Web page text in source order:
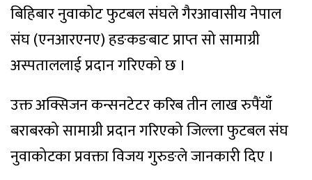
बिहिबार नुवाकोट फुटबल संघले गैरआवासीय नेपाल
संघ (एनआरएनए) हङकङबाट प्राप्त सो सामाग्री
अस्पताललाई प्रदान गरिएको छ ।
उक्त अक्सिजन कन्सनटेटर करिब तीन लाख रुपैंयाँ
बराबरको सामाग्री प्रदान गरिएको जिल्ला फुटबल संघ
नुवाकोटका प्रवक्ता विजय गुरुङले जानकारी दिए ।